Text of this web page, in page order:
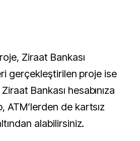
Ziraat Bankası
gerçekleştirilen proje ise
Bankası hesabınıza
ATM’lerden de kartsız
alabilirsiniz.